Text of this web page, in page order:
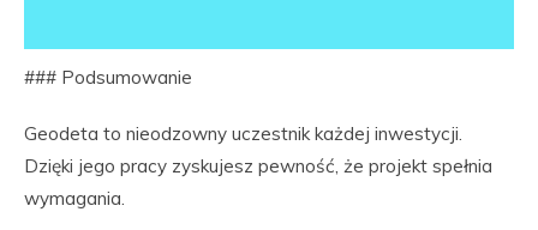
### Podsumowanie
Geodeta to nieodzowny uczestnik każdej inwestycji.
Dzięki jego pracy zyskujesz pewność, że projekt spełnia
wymagania.